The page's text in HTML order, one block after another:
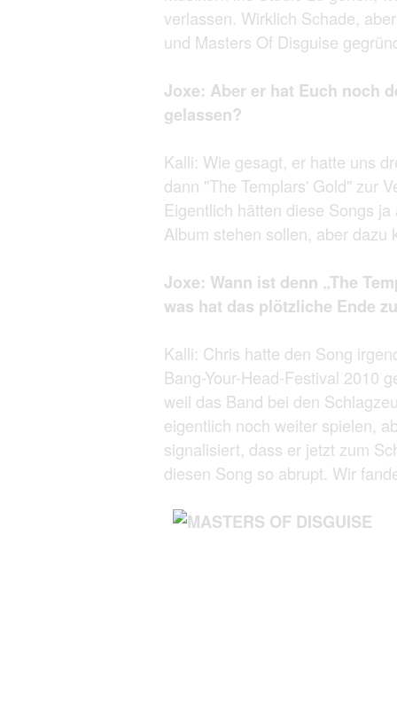
verlassen. Wirklich Schade,
und Masters Of Disguise
Joxe: Aber er hat Euch noch
gelassen?
Kalli: Wie gesagt, er hatte uns
dann "The Templars' Gold" zur
Eigentlich hätten diese Songs
Album stehen sollen, aber dazu
Joxe: Wann ist denn „The
was hat das plötzliche Ende
Kalli: Chris hatte den Song
Bang-Your-Head-Festival 2010
weil das Band bei den
eigentlich noch weiter spielen,
signalisiert, dass er jetzt zum
diesen Song so abrupt. Wir